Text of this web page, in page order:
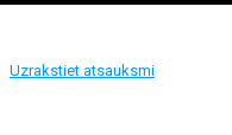
Uzrakstiet atsauksmi